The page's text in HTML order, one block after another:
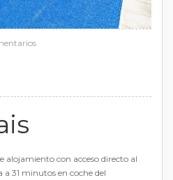
alojamiento con acceso directo al
31 minutos en coche del